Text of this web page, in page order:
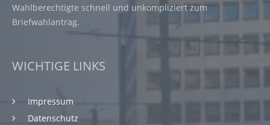
Wahlberechtigte schnell und unkompliziert zum
Briefwahlantrag.
WICHTIGE LINKS
Impressum
Datenschutz